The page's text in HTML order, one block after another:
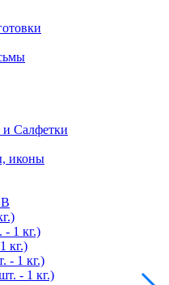
Салфетки
иконы
- 1 кг.)
кг.)
- 1 кг.)
- 1 кг.)